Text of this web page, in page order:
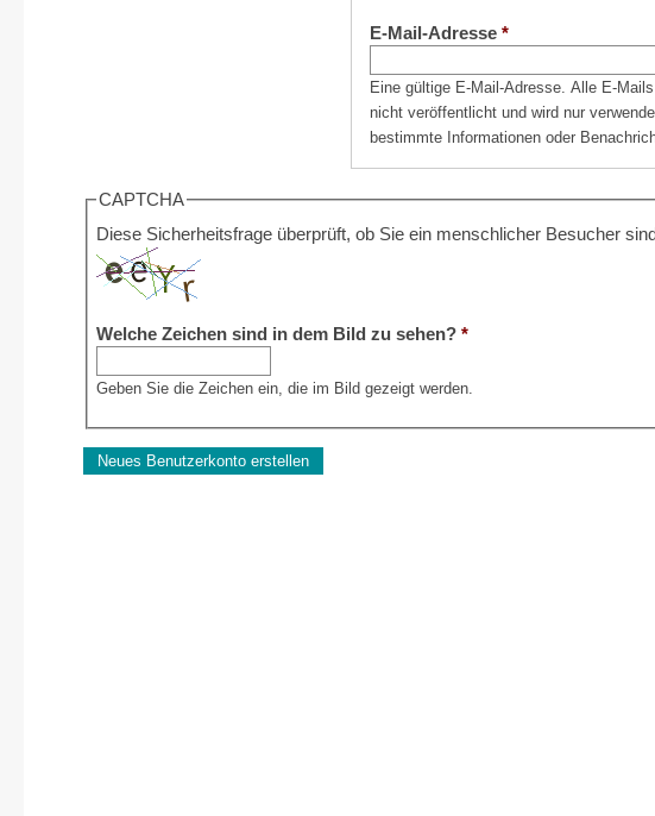
E-Mail-Adresse *
Eine gültige E-Mail-Adresse. Alle E-
nicht veröffentlicht und wird nur
bestimmte Informationen oder
CAPTCHA
Diese Sicherheitsfrage überprüft, ob Sie ein menschlicher Besucher
Welche Zeichen sind in dem Bild zu sehen? *
Geben Sie die Zeichen ein, die im Bild gezeigt werden.